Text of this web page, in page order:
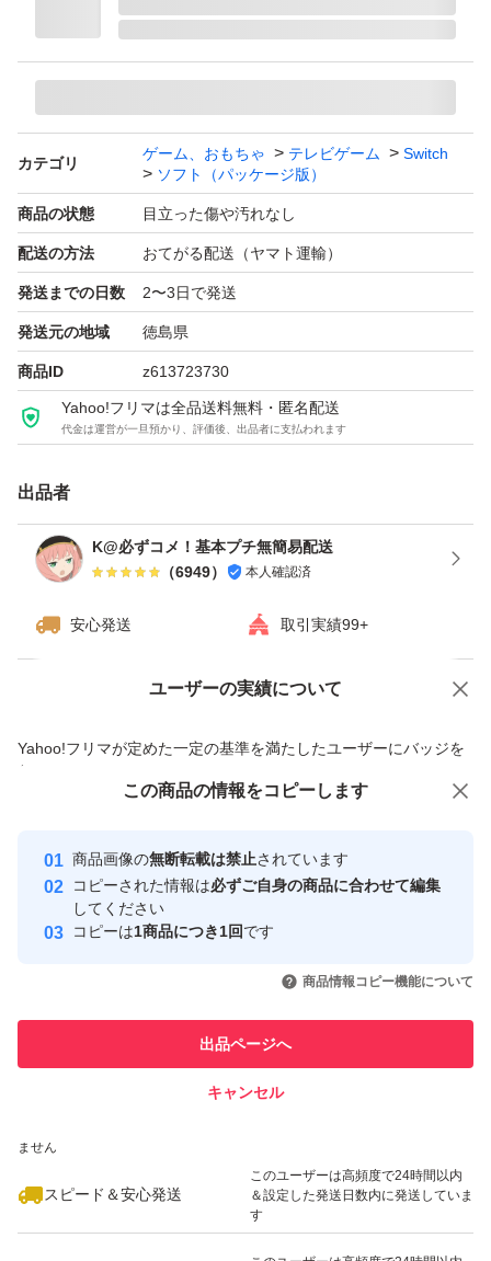
カテゴリ
ゲーム、おもちゃ テレビゲーム
Switch
ソフト（パッケージ版）
商品の状態 目立った傷や汚れなし
配送の方法 おてがる配送（ヤマト運輸）
発送までの日数 2〜3日で発送
発送元の地域 徳島県
商品ID z613723730
Yahoo!フリマは全品送料無料・匿名配送
代金は運営が一旦預かり、評価後、出品者に支払われます
出品者
K@必ずコメ！基本プチ無簡易配送
（6949） 本人確認済
安心発送 取引実績99+
ユーザーの実績について
Yahoo!フリマが定めた一定の基準を満たしたユーザーにバッジを
付与しています
安心取引出品者
心・安全なユーザーです
取引実績
引を完了させた実績があります
での取引実績があります
ません
スピード＆安心発送
このユーザーは高頻度で24時間以内
＆設定した発送日数内に発送していま
す
価格の相談 商品への質問
この商品の情報をコピーします
商品画像の無断転載は禁止されています
コピーされた情報は必ずご自身の商品に合わせて編集
してください
コピーは1商品につき1回です
商品情報コピー機能について
出品ページへ
キャンセル
この商品をみている人にオススメ